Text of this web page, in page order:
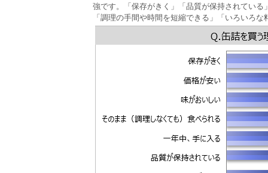
強です。「保存がきく」「品質が保持されてい
「調理の手間や時間を短縮できる」「いろいろ